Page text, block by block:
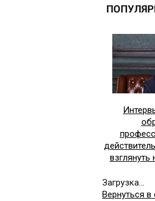
Загрузка...
Вернуться в